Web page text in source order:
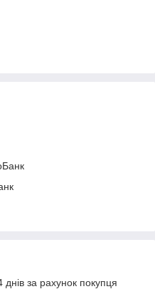
за рахунок покупця